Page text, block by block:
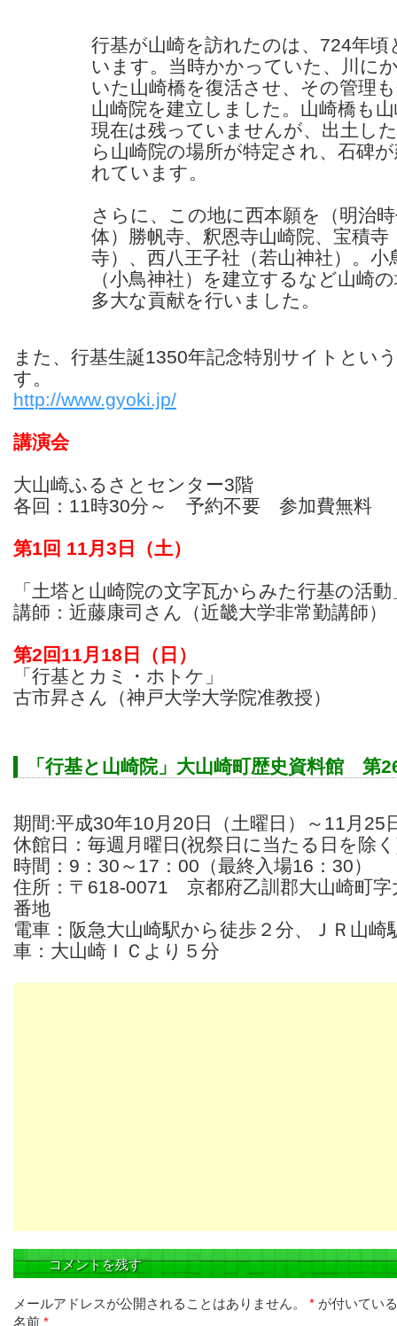
行基が山崎を訪れたのは、724年頃
います。当時かかっていた、川に
いた山崎橋を復活させ、その管理
山崎院を建立しました。山崎橋も
現在は残っていませんが、出土し
ら山崎院の場所が特定され、石碑
れています。
さらに、この地に西本願を（明治
体）勝帆寺、釈恩寺山崎院、宝積寺
寺）、西八王子社（若山神社）。小
（小鳥神社）を建立するなど山崎
多大な貢献を行いました。
また、行基生誕1350年記念特別サイトとい
す。
http://www.gyoki.jp/
講演会
大山崎ふるさとセンター3階
各回：11時30分～ 予約不要 参加費無料
第1回 11月3日（土）
「土塔と山崎院の文字瓦からみた行基の活動
講師：近藤康司さん（近畿大学非常勤講師）
第2回11月18日（日）
「行基とカミ・ホトケ」
古市昇さん（神戸大学大学院准教授）
「行基と山崎院」大山崎町歴史資料館 第
期間:平成30年10月20日（土曜日）～11月25
休館日：毎週月曜日(祝祭日に当たる日を除
時間：9：30～17：00（最終入場16：30）
住所：〒618-0071 京都府乙訓郡大山崎町字
番地
電車：阪急大山崎駅から徒歩２分、ＪＲ山崎
車：大山崎ＩＣより５分
コメントを残す
メールアドレスが公開されることはありません。 * が付いてい
名前 *